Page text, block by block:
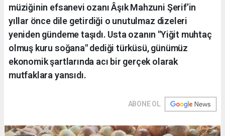
müziğinin efsanevi ozanı Âşık Mahzuni Şerif’in
yıllar önce dile getirdiği o unutulmaz dizeleri
yeniden gündeme taşıdı. Usta ozanın "Yiğit muhtaç
olmuş kuru soğana" dediği türküsü, günümüz
ekonomik şartlarında acı bir gerçek olarak
mutfaklara yansıdı.
ABONE OL